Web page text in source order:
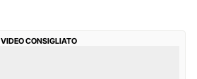
VIDEO CONSIGLIATO